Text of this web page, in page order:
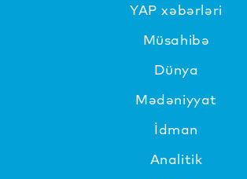
YAP xəbərləri
Müsahibə
Dünya
Mədəniyyat
İdman
Analitik